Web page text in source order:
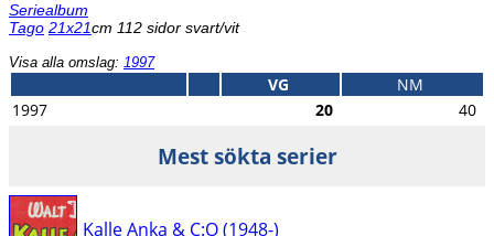
Seriealbum
Tago 21x21cm 112 sidor svart/vit
Visa alla omslag: 1997
VG
NM
1997
20 40
Mest sökta serier
Kalle Anka & C:O (1948-)